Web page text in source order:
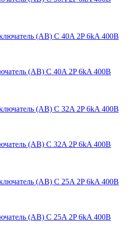
(АВ) C 40A 2P 6kA 400В
(АВ) C 32A 2P 6kA 400В
(АВ) C 25A 2P 6kA 400В